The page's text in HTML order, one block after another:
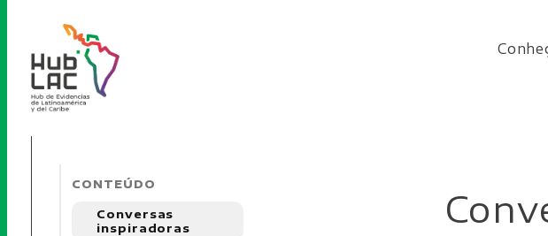
CONTEÚDO
Conversas
inspiradoras